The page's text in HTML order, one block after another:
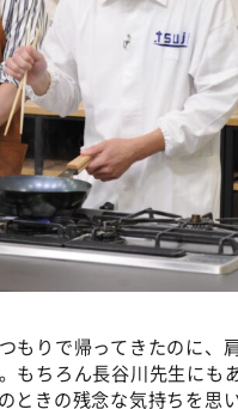
もりで帰ってきたのに、
もちろん長谷川先生にも
ときの残念な気持ちを思